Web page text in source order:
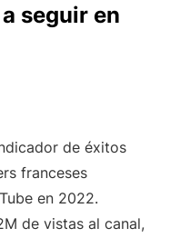
seguir en
de éxitos
franceses
en 2022.
de vistas al canal,